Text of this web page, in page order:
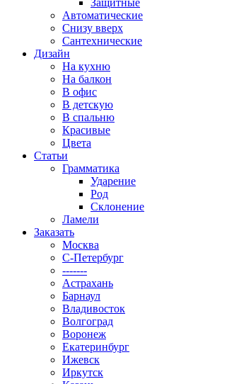
Защитные
Автоматические
Снизу вверх
Сантехнические
Дизайн
На кухню
На балкон
В офис
В детскую
В спальню
Красивые
Цвета
Статьи
Грамматика
Ударение
Род
Склонение
Ламели
Заказать
Москва
С-Петербург
-------
Астрахань
Барнаул
Владивосток
Волгоград
Воронеж
Екатеринбург
Ижевск
Иркутск